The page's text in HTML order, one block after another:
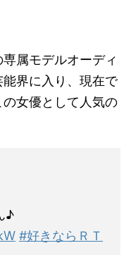
属モデルオーディ
界に入り、現在で
女優として人気の
♪
#好きならＲＴ